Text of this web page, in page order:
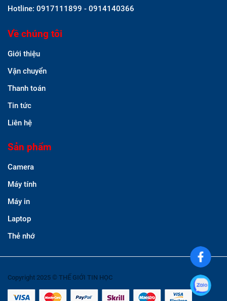
Hotline: 0917111899 - 0914140366
Về chúng tôi
Giới thiệu
Vận chuyển
Thanh toán
Tin tức
Liên hệ
Sản phẩm
Camera
Máy tính
Máy in
Laptop
Thẻ nhớ
Copyright 2025 © THẾ GIỚI TIN HỌC